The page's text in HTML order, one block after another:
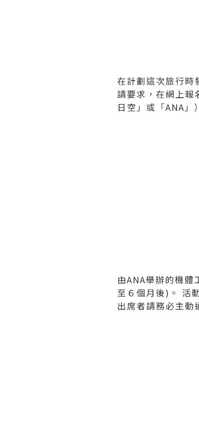
在計劃這次旅行時
請要求，在網上
日空」或「ANA
由ANA舉辦的機
至６個月後)。 活
出席者請務必主動